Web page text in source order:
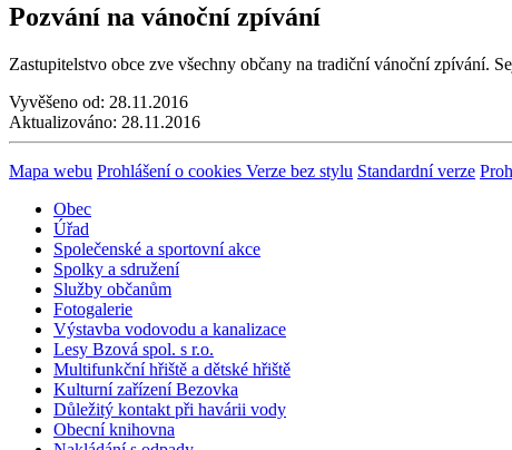
Pozvání na vánoční zpívání
Zastupitelstvo obce zve všechny občany na tradiční vánoční zpívání.
Vyvěšeno od: 28.11.2016
Aktualizováno: 28.11.2016
Mapa webu Prohlášení o cookies Verze bez stylu Standardní verze
Obec
Úřad
Společenské a sportovní akce
Spolky a sdružení
Služby občanům
Fotogalerie
Výstavba vodovodu a kanalizace
Lesy Bzová spol. s r.o.
Multifunkční hřiště a dětské hřiště
Kulturní zařízení Bezovka
Důležitý kontakt při havárii vody
Obecní knihovna